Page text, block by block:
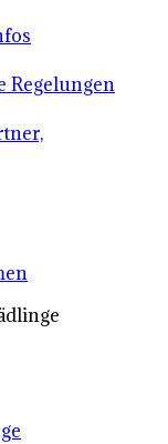
Regelungen